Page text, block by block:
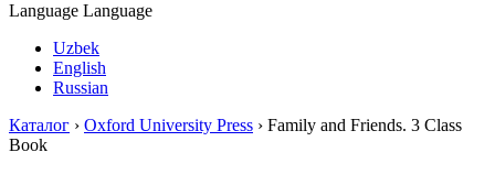
Language Language
Uzbek
English
Russian
Каталог › Oxford University Press › Family and Friends. 3 Class
Book